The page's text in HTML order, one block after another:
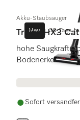
Neu 30 Tage
Akku-Staubsauger
Triflex HX3
hohe Saugkraft |
Bodenerkennung
Sofort